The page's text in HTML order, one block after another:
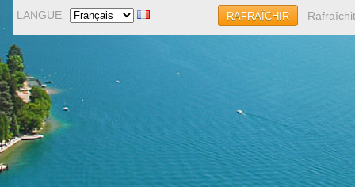
LANGUE RAFRAÎCHIR